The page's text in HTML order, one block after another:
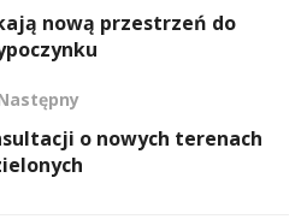
nową przestrzeń do
o nowych terenach